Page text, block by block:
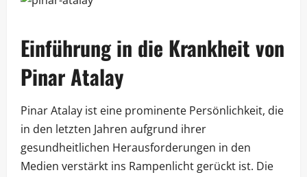
Einführung in die Krankheit von
Pinar Atalay
Pinar Atalay ist eine prominente Persönlichkeit, die
in den letzten Jahren aufgrund ihrer
gesundheitlichen Herausforderungen in den
Medien verstärkt ins Rampenlicht gerückt ist. Die